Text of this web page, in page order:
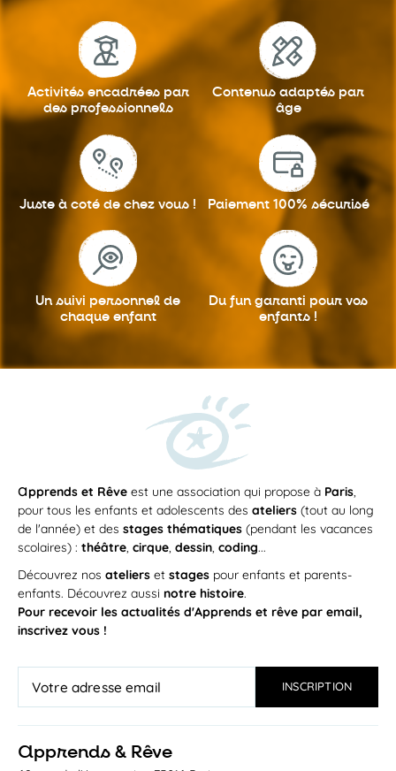
Activités encadrées par
des professionnels
Contenus adaptés par
âge
Juste à coté de chez vous ! Paiement 100% sécurisé
Un suivi personnel de
chaque enfant
Du fun garanti pour vos
enfants !
apprends et Rêve est une association qui propose à Paris,
pour tous les enfants et adolescents des ateliers (tout au long
de l'année) et des stages thématiques (pendant les vacances
scolaires) : théâtre, cirque, dessin, coding...
Découvrez nos ateliers et stages pour enfants et parents-
enfants. Découvrez aussi notre histoire.
Pour recevoir les actualités d'Apprends et rêve par email,
inscrivez vous !
apprends & Rêve